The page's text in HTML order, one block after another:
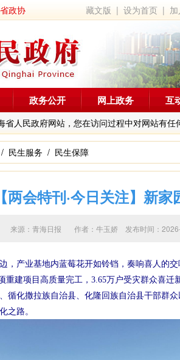
省政协 藏文版 |设为首页 |
省人民政府网站，您在访问过程中对网站有任
政务公开 网上政务 互
/ 民生服务 / 民生保障
【两会特刊·今日关注】新
来源：青海日报 作者： 牛玉娇 发布时间：
，产业基地内蓝莓花开如铃铛，奏响喜人的交
建项目高质量完工，3.65万户受灾群众喜迁
循化撒拉族自治县、化隆回族自治县干部群
之路。